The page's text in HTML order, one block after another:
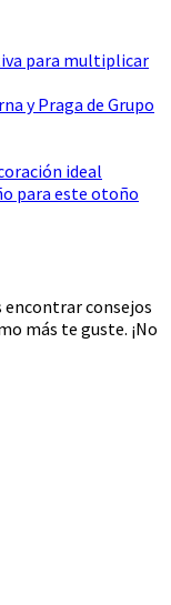
para multiplicar
y Praga de Grupo
ideal
para este otoño
encontrar consejos
más te guste. ¡No